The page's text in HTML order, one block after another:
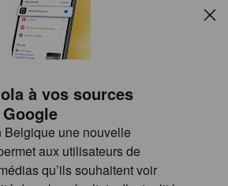
à vos sources
une nouvelle
aux utilisateurs de
qu’ils souhaitent voir
Follow us on